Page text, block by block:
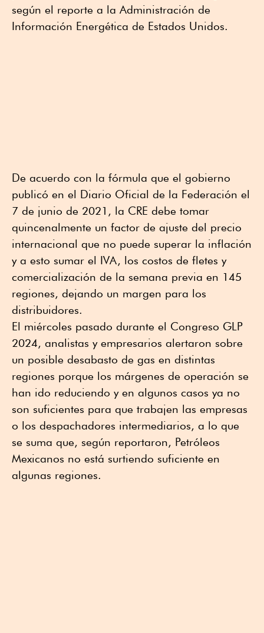
según el reporte a la Administración de
Información Energética de Estados Unidos.
De acuerdo con la fórmula que el gobierno
publicó en el Diario Oficial de la Federación el
7 de junio de 2021, la CRE debe tomar
quincenalmente un factor de ajuste del precio
internacional que no puede superar la inflación
y a esto sumar el IVA, los costos de fletes y
comercialización de la semana previa en 145
regiones, dejando un margen para los
distribuidores.
El miércoles pasado durante el Congreso GLP
2024, analistas y empresarios alertaron sobre
un posible desabasto de gas en distintas
regiones porque los márgenes de operación se
han ido reduciendo y en algunos casos ya no
son suficientes para que trabajen las empresas
o los despachadores intermediarios, a lo que
se suma que, según reportaron, Petróleos
Mexicanos no está surtiendo suficiente en
algunas regiones.